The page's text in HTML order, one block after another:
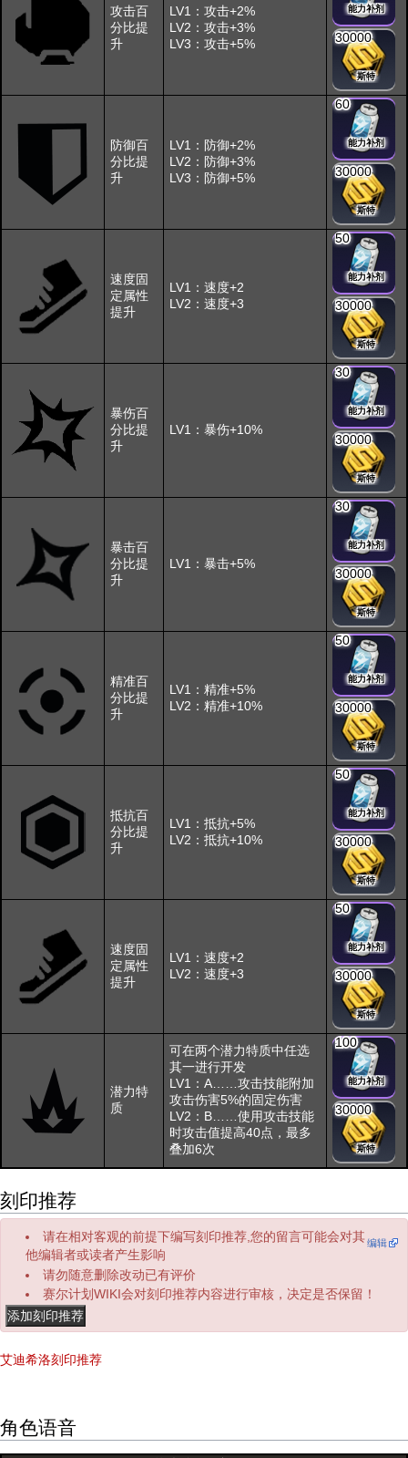
攻击百
分比提
升
LV1：攻击+2%
LV2：攻击+3%
LV3：攻击+5%
能力补剂
30000
斯特
防御百
分比提
升
LV1：防御+2%
LV2：防御+3%
LV3：防御+5%
60
能力补剂
30000
斯特
速度固
定属性
提升
LV1：速度+2
LV2：速度+3
50
能力补剂
30000
斯特
暴伤百
分比提
升
LV1：暴伤+10%
30
能力补剂
30000
斯特
暴击百
分比提
升
LV1：暴击+5%
30
能力补剂
30000
斯特
精准百
分比提
升
LV1：精准+5%
LV2：精准+10%
50
能力补剂
30000
斯特
抵抗百
分比提
升
LV1：抵抗+5%
LV2：抵抗+10%
50
能力补剂
30000
斯特
速度固
定属性
提升
LV1：速度+2
LV2：速度+3
50
能力补剂
30000
斯特
潜力特
质
可在两个潜力特质中任选
其一进行开发
LV1：A……攻击技能附加
攻击伤害5%的固定伤害
LV2：B……使用攻击技能
时攻击值提高40点，最多
叠加6次
100
能力补剂
30000
斯特
刻印推荐
编辑
请在相对客观的前提下编写刻印推荐,您的留言可能会对其
他编辑者或读者产生影响
请勿随意删除改动已有评价
赛尔计划WIKI会对刻印推荐内容进行审核，决定是否保留！
艾迪希洛刻印推荐
角色语音